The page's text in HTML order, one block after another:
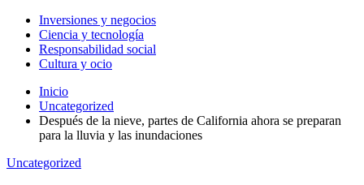
Inversiones y negocios
Ciencia y tecnología
Responsabilidad social
Cultura y ocio
Inicio
Uncategorized
Después de la nieve, partes de California ahora se preparan
para la lluvia y las inundaciones
Uncategorized